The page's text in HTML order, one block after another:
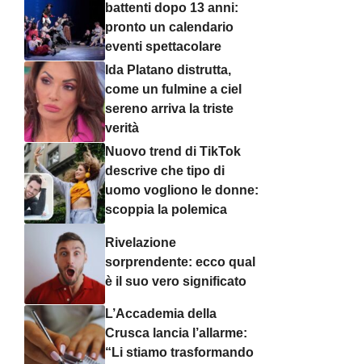
battenti dopo 13 anni:
pronto un calendario
eventi spettacolare
Ida Platano distrutta,
come un fulmine a ciel
sereno arriva la triste
verità
Nuovo trend di TikTok
descrive che tipo di
uomo vogliono le donne:
scoppia la polemica
Rivelazione
sorprendente: ecco qual
è il suo vero significato
L’Accademia della
Crusca lancia l’allarme:
“Li stiamo trasformando